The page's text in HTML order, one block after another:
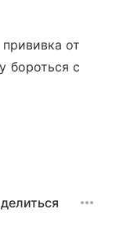
от
бороться с